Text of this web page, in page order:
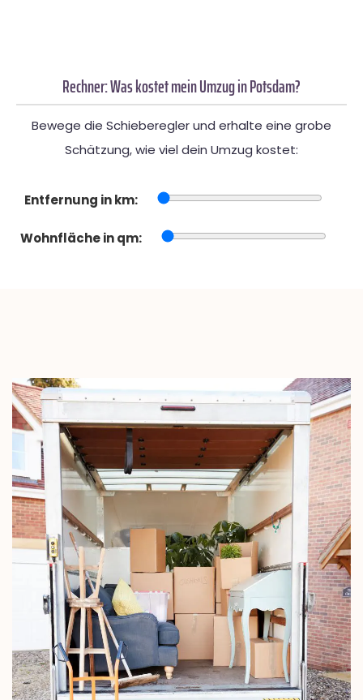
Rechner: Was kostet mein Umzug in Potsdam?
Bewege die Schieberegler und erhalte eine grobe
Schätzung, wie viel dein Umzug kostet:
Entfernung in km:
Wohnfläche in qm: